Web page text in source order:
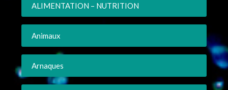
ALIMENTATION – NUTRITION
Animaux
Arnaques